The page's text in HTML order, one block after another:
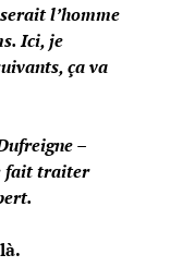
l’homme
Ici, je
ça va
–
fait traiter